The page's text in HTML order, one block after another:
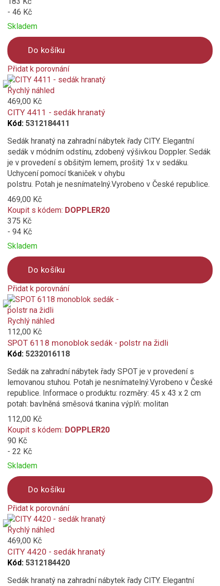
- 46 Kč
Skladem
Do košíku
Přidat k porovnání
Product
is
added
to
compare
Rychlý náhled
469,00 Kč
CITY 4411 - sedák hranatý
Kód: 5312184411
Sedák hranatý na zahradní nábytek řady CITY. Elegantní
sedák v módním odstínu, zdobený výšivkou Doppler. Sedák
je v provedení s obšitým lemem, prošitý 1x v sedáku.
Uchycení pomocí tkaniček v ohybu
polstru. Potah je nesnímatelný.Vyrobeno v České republice.
469,00 Kč
Koupit s kódem: DOPPLER20
375 Kč
- 94 Kč
Skladem
Do košíku
Přidat k porovnání
Product
is
added
to
compare
Rychlý náhled
112,00 Kč
SPOT 6118 monoblok sedák - polstr na židli
Kód: 5232016118
Sedák na zahradní nábytek řady SPOT je v provedení s
lemovanou stuhou. Potah je nesnímatelný.Vyrobeno v České
republice. Informace o produktu: rozměry: 45 x 43 x 2 cm
potah: bavlněná směsová tkanina výplň: molitan
112,00 Kč
Koupit s kódem: DOPPLER20
90 Kč
- 22 Kč
Skladem
Do košíku
Přidat k porovnání
Product
is
added
to
compare
Rychlý náhled
469,00 Kč
CITY 4420 - sedák hranatý
Kód: 5312184420
Sedák hranatý na zahradní nábytek řady CITY. Elegantní